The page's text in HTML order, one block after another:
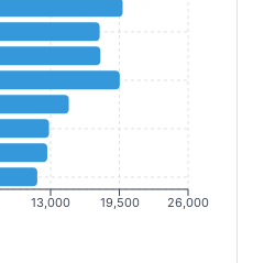
13,000 19,500 26,000